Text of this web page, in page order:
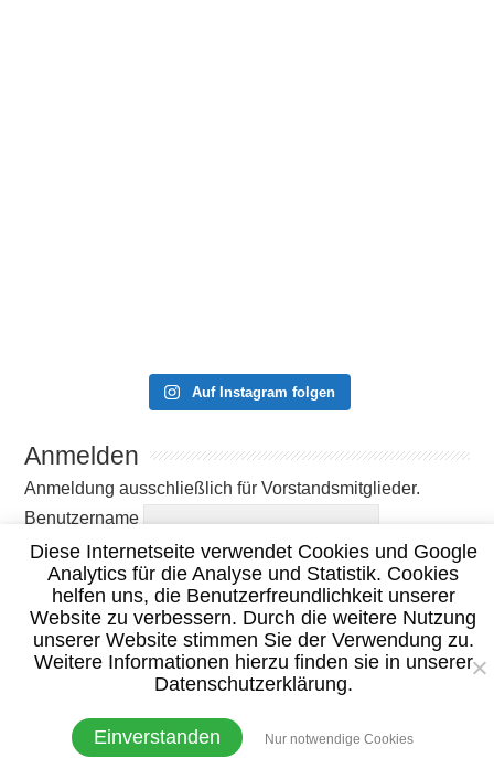
Auf Instagram folgen
Anmelden
Anmeldung ausschließlich für Vorstandsmitglieder.
Benutzername
Passwort
Angemeldet bleiben
© 2020 TC Burgsinn – Impressum
Diese Internetseite verwendet Cookies und Google
Analytics für die Analyse und Statistik. Cookies
helfen uns, die Benutzerfreundlichkeit unserer
Website zu verbessern. Durch die weitere Nutzung
unserer Website stimmen Sie der Verwendung zu.
Weitere Informationen hierzu finden sie in unserer
Datenschutzerklärung.
Einverstanden Nur notwendige Cookies